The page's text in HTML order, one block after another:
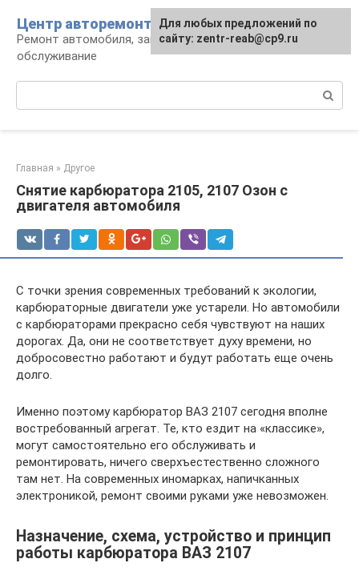
контенту
Центр авторемонта
Ремонт автомобиля, запчасти и
обслуживание
Главная » Другое
Снятие карбюратора 2105, 2107 Озон с
двигателя автомобиля
С точки зрения современных требований к экологии,
карбюраторные двигатели уже устарели. Но автомобили
с карбюраторами прекрасно себя чувствуют на наших
дорогах. Да, они не соответствует духу времени, но
добросовестно работают и будут работать еще очень
долго.
Именно поэтому карбюратор ВАЗ 2107 сегодня вполне
востребованный агрегат. Те, кто ездит на «классике»,
могут самостоятельно его обслуживать и
ремонтировать, ничего сверхъестественно сложного
там нет. На современных иномарках, напичканных
электроникой, ремонт своими руками уже невозможен.
Назначение, схема, устройство и принцип
работы карбюратора ВАЗ 2107
Для любых предложений по
сайту: zentr-reab@cp9.ru